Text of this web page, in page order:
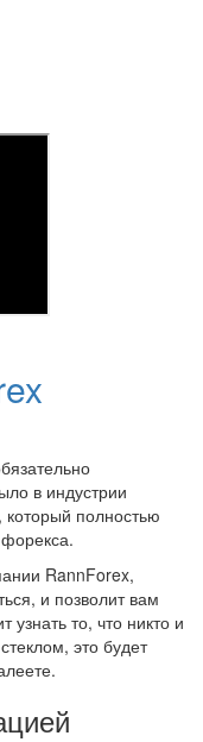
в индустрии
полностью
форекса.
RannForex,
и позволит вам
узнать то, что никто и
это будет